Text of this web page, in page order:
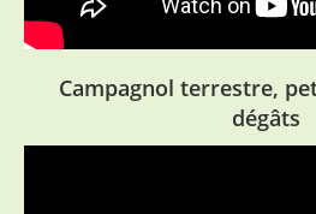
Campagnol terrestre,
dégâts